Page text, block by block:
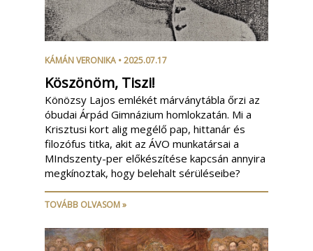
KÁMÁN VERONIKA • 2025.07.17
Köszönöm, Tiszi!
Könözsy Lajos emlékét márványtábla őrzi az
óbudai Árpád Gimnázium homlokzatán. Mi a
Krisztusi kort alig megélő pap, hittanár és
filozófus titka, akit az ÁVO munkatársai a
MIndszenty-per előkészítése kapcsán annyira
megkínoztak, hogy belehalt sérüléseibe?
TOVÁBB OLVASOM »